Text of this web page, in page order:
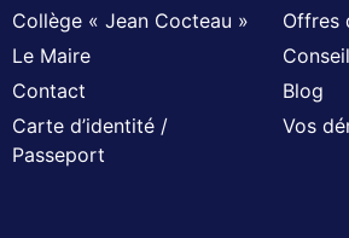
Collège « Jean Cocteau »
Offres
Le Maire
Contact
Blog
Carte d’identité /
Passeport
Vos